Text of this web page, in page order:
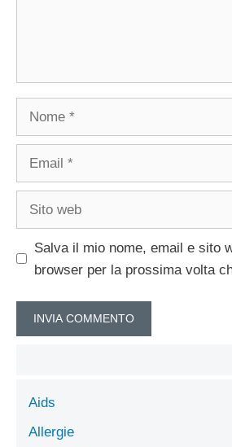
Salva il mio nome, email e sito
browser per la prossima volta
Aids
Allergie